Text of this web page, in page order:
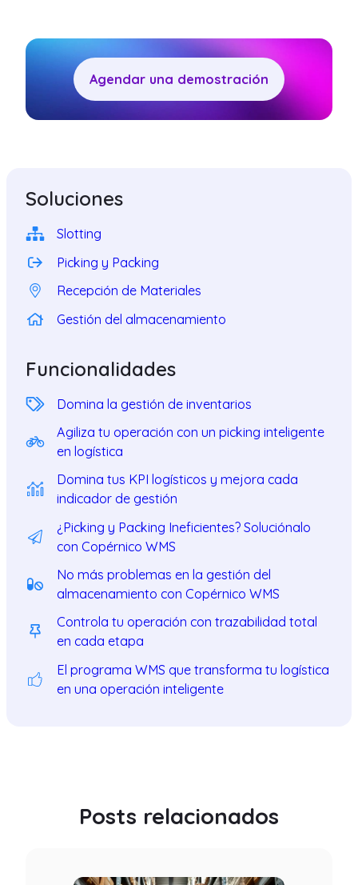
Agendar una demostración
Soluciones
Slotting
Picking y Packing
Recepción de Materiales
Gestión del almacenamiento
Funcionalidades
Domina la gestión de inventarios
Agiliza tu operación con un picking inteligente
en logística
Domina tus KPI logísticos y mejora cada
indicador de gestión
¿Picking y Packing Ineficientes? Soluciónalo
con Copérnico WMS
No más problemas en la gestión del
almacenamiento con Copérnico WMS
Controla tu operación con trazabilidad total
en cada etapa
El programa WMS que transforma tu logística
en una operación inteligente
Posts relacionados